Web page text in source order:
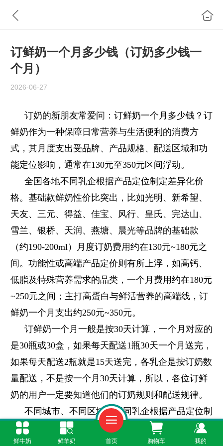
订鲜奶一个月多少钱（订奶多少钱一
个月）
2026-06-27
订奶的新朋友常爱问：订鲜奶一个月多少钱？订
鲜奶作为一种保障日常营养与生活便利的消费方
式，其月度支出受品牌、产品规格、配送区域和功
能定位影响，通常在130元至350元区间浮动。
全国各地不同乳企根据产品定位制定差异化价
格。基础款鲜奶性价比突出，比如光明、新希望、
天友、三元、得益、佳宝、风行、皇氏、完达山、
雪兰、银桥、天润、燕塘、晨光等品牌的基础款
（约190-200ml）月度订奶费用约在130元~180元之
间。功能性或高端产品定价则有所上浮，如高钙、
低脂及特殊营养需求的品类，一个月费用约在180元
~250元之间；主打高蛋白与鲜活营养的高端线，订
鲜奶一个月支出约250元~350元。
订鲜奶一个月一般是按30天计算，一个月对应的
是30瓶或30盒，如果每天配送1瓶30天一个月送完，
如果每天配送2瓶就是15天送完，各乳企是按订奶数
量配送，不是按一个月30天计算，所以，各位订鲜
奶的用户一定要知道他们的订奶规则和配送规律。
不同城市、不同区域、不同乳企根据产品定位制
定了一个月多少钱，同品类的一个月价格一般差异
化不大，但区域不同同一品牌同一品类均存在价格
鲜牛奶 鲜羊奶 首页 购物车 我的